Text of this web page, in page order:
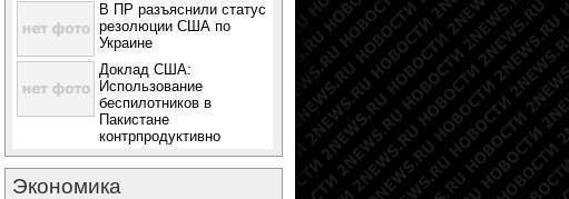
В ПР разъяснили статус
резолюции США по
Украине
Доклад США:
Использование
беспилотников в
Пакистане
контрпродуктивно
Экономика